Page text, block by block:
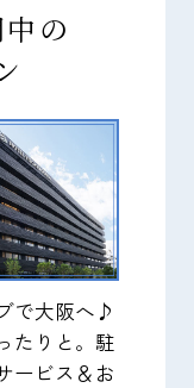
の
で大阪へ♪
たりと。駐
ービス＆お